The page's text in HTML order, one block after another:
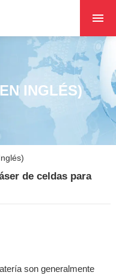
SOBRE NOSOTROS
PRODUCTOS
PROYECTOS
NOTICIAS
CON NOSOTROS
INGLÉS)
de celdas para
son generalmente